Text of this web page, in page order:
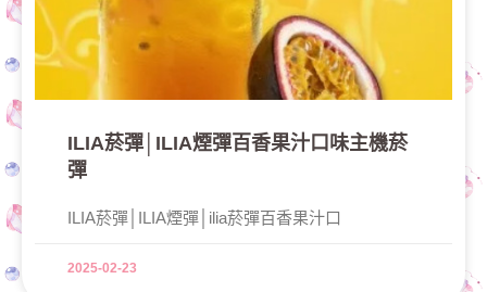
ILIA菸彈│ILIA煙彈百香果汁口味主機菸
彈
ILIA菸彈│ILIA煙彈│ilia菸彈百香果汁口
2025-02-23